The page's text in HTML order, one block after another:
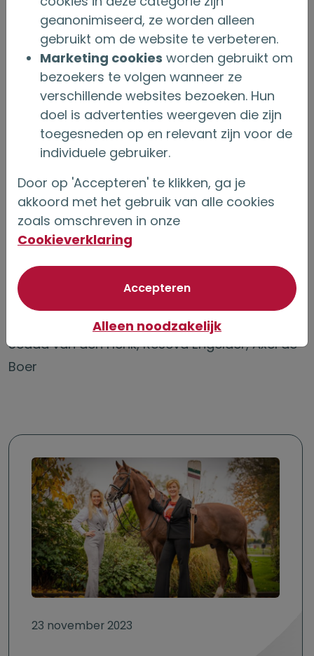
sociale, ecologische en ethische aspecten bij
beleggingsbeslissingen.”
Axel de Boer: “Wat ik wil is het contact met
onze leden verder uitbreiden, zoals in 2023
met het ledenwebinar over expiraties en
bijvoorbeeld met ons ledenpanel. Luisteren en
horen wat jouw behoeften zijn. Dat is mijn
voornemen voor 2024.”
Wij wensen iedereen een voorspoedig, gezond
Hartelijke groet,
Seada van den Herik, Réseva Engelaer, Axel de
Boer
23 november 2023
geanonimiseerd, ze worden alleen
gebruikt om de website te verbeteren.
Marketing cookies worden gebruikt om
bezoekers te volgen wanneer ze
verschillende websites bezoeken. Hun
doel is advertenties weergeven die zijn
toegesneden op en relevant zijn voor de
individuele gebruiker.
Door op 'Accepteren' te klikken, ga je
akkoord met het gebruik van alle cookies
zoals omschreven in onze
Cookieverklaring
Accepterenvan optionele
Alleen noodzakelijk